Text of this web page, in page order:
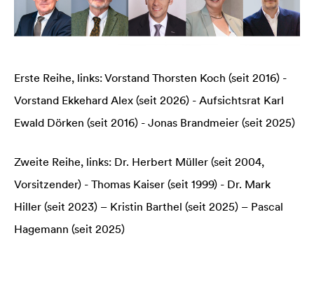
Erste Reihe, links: Vorstand Thorsten Koch (seit 2016) -
Vorstand Ekkehard Alex (seit 2026) - Aufsichtsrat Karl
Ewald Dörken (seit 2016) - Jonas Brandmeier (seit 2025)
Zweite Reihe, links: Dr. Herbert Müller (seit 2004,
Vorsitzender) - Thomas Kaiser (seit 1999) - Dr. Mark
Hiller (seit 2023) – Kristin Barthel (seit 2025) – Pascal
Hagemann (seit 2025)